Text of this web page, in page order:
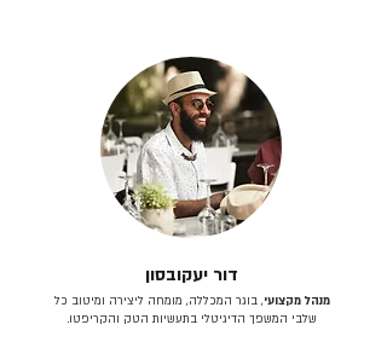
דור יעקובסון
מנהל מקצועי, בוגר המכללה, מומחה ליצירה ומיטוב כל
שלבי המשפך הדיגיטלי בתעשיות הטק והקריפטו.